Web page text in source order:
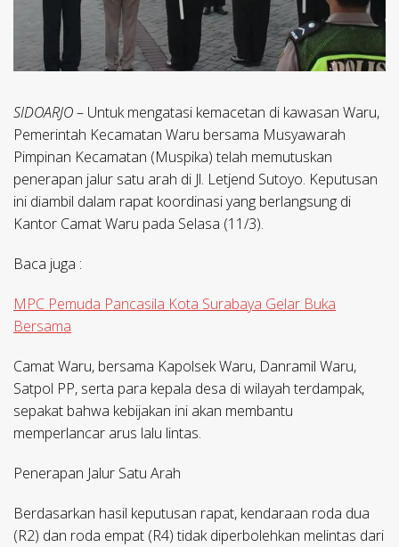
SIDOARJO– Untuk mengatasi kemacetan di kawasan Waru,
Pemerintah Kecamatan Waru bersama Musyawarah
Pimpinan Kecamatan (Muspika) telah memutuskan
penerapan jalur satu arah di Jl. Letjend Sutoyo. Keputusan
ini diambil dalam rapat koordinasi yang berlangsung di
Kantor Camat Waru pada Selasa (11/3).
Baca juga :
MPC Pemuda Pancasila Kota Surabaya Gelar Buka
Bersama
Camat Waru, bersama Kapolsek Waru, Danramil Waru,
Satpol PP, serta para kepala desa di wilayah terdampak,
sepakat bahwa kebijakan ini akan membantu
memperlancar arus lalu lintas.
Penerapan Jalur Satu Arah
Berdasarkan hasil keputusan rapat, kendaraan roda dua
(R2) dan roda empat (R4) tidak diperbolehkan melintas dari